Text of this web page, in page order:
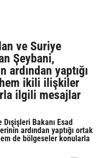
ve Suriye
Şeybani,
yaptığı
hem ikili ilişkiler
ilgili mesajlar
Bakanı Esad
ardından yaptığı ortak
de bölgeseler konularla